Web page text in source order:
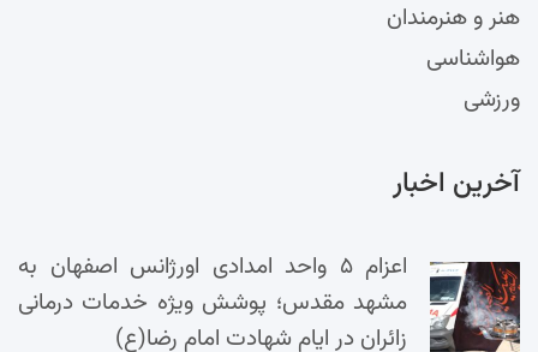
هنر و هنرمندان
هواشناسی
ورزشی
آخرین اخبار
اعزام ۵ واحد امدادی اورژانس اصفهان به
مشهد مقدس؛ پوشش ویژه خدمات درمانی
زائران در ایام شهادت امام رضا(ع)